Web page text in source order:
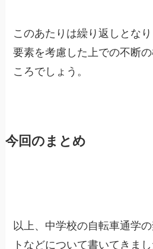
このあたりは繰り返しとな
要素を考慮した上での不断
ころでしょう。
今回のまとめ
以上、中学校の自転車通学
トなどについて書いてきまし